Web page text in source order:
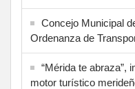
Concejo Municipal
Ordenanza de
“Mérida te abraza”,
motor turístico